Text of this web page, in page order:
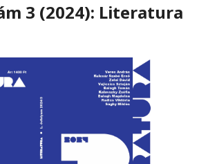
3 (2024): Literatura